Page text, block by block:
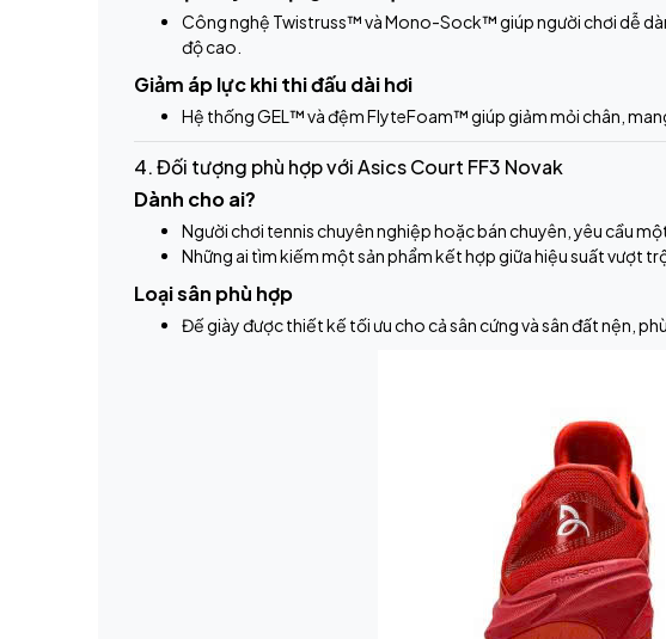
Công nghệ Twistruss™ và Mono-Sock™ giúp người chơi dễ
độ cao.
Giảm áp lực khi thi đấu dài hơi
Hệ thống GEL™ và đệm FlyteFoam™ giúp giảm mỏi chân,
4. Đối tượng phù hợp với Asics Court FF3 Novak
Dành cho ai?
Người chơi tennis chuyên nghiệp hoặc bán chuyên, yêu cầu
Những ai tìm kiếm một sản phẩm kết hợp giữa hiệu suất vượt
Loại sân phù hợp
Đế giày được thiết kế tối ưu cho cả sân cứng và sân đất nện,